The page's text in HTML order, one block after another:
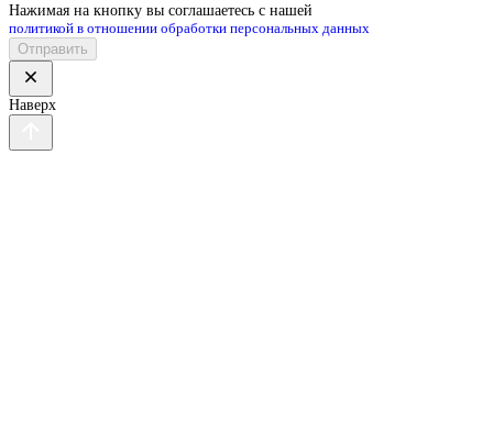
Нажимая на кнопку вы соглашаетесь с нашей
политикой в отношении обработки персональных данных
Отправить
Наверх